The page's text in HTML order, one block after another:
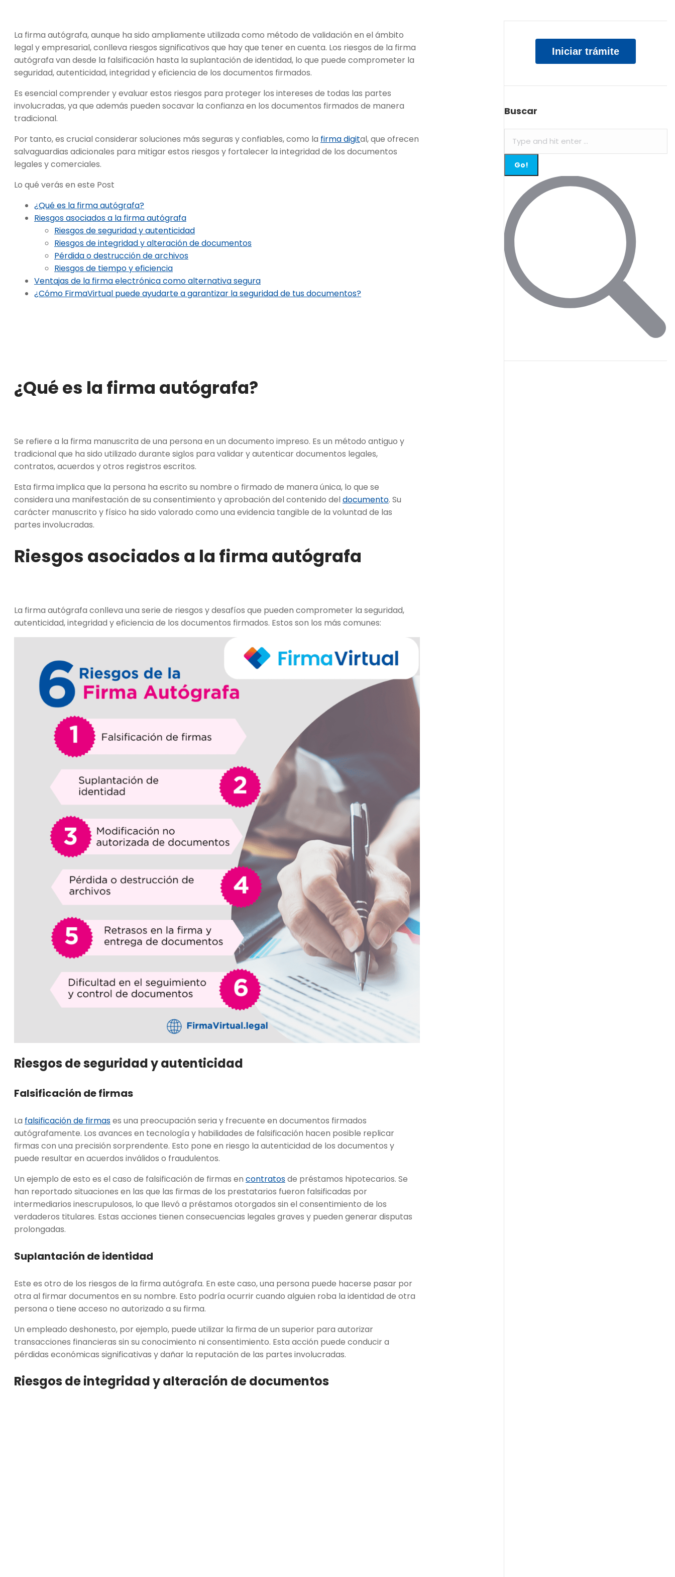
La firma autógrafa, aunque ha sido ampliamente utilizada como método de validación en el ámbito
legal y empresarial, conlleva riesgos significativos que hay que tener en cuenta. Los riesgos de la firma
autógrafa van desde la falsificación hasta la suplantación de identidad, lo que puede comprometer la
seguridad, autenticidad, integridad y eficiencia de los documentos firmados.
Es esencial comprender y evaluar estos riesgos para proteger los intereses de todas las partes
involucradas, ya que además pueden socavar la confianza en los documentos firmados de manera
tradicional.
Por tanto, es crucial considerar soluciones más seguras y confiables, como la firma digital, que ofrecen
salvaguardias adicionales para mitigar estos riesgos y fortalecer la integridad de los documentos
legales y comerciales.
Lo qué verás en este Post
¿Qué es la firma autógrafa?
Riesgos asociados a la firma autógrafa
Riesgos de seguridad y autenticidad
Riesgos de integridad y alteración de documentos
Pérdida o destrucción de archivos
Riesgos de tiempo y eficiencia
Ventajas de la firma electrónica como alternativa segura
¿Cómo FirmaVirtual puede ayudarte a garantizar la seguridad de tus documentos?
¿Qué es la firma autógrafa?
Se refiere a la firma manuscrita de una persona en un documento impreso. Es un método antiguo y
tradicional que ha sido utilizado durante siglos para validar y autenticar documentos legales,
contratos, acuerdos y otros registros escritos.
Esta firma implica que la persona ha escrito su nombre o firmado de manera única, lo que se
considera una manifestación de su consentimiento y aprobación del contenido deldocumento. Su
carácter manuscrito y físico ha sido valorado como una evidencia tangible de la voluntad de las
partes involucradas.
Riesgos asociados a la firma autógrafa
La firma autógrafa conlleva una serie de riesgos y desafíos que pueden comprometer la seguridad,
autenticidad, integridad y eficiencia de los documentos firmados. Estos son los más comunes:
Riesgos de seguridad y autenticidad
Falsificación de firmas
La falsificación de firmases una preocupación seria y frecuente en documentos firmados
autógrafamente. Los avances en tecnología y habilidades de falsificación hacen posible replicar
firmas con una precisión sorprendente. Esto pone en riesgo la autenticidad de los documentos y
puede resultar en acuerdos inválidos o fraudulentos.
Un ejemplo de esto es el caso de falsificación de firmas en contratosde préstamos hipotecarios. Se
han reportado situaciones en las que las firmas de los prestatarios fueron falsificadas por
intermediarios inescrupulosos, lo que llevó a préstamos otorgados sin el consentimiento de los
verdaderos titulares. Estas acciones tienen consecuencias legales graves y pueden generar disputas
prolongadas.
Suplantación de identidad
Este es otro de los riesgos de la firma autógrafa. En este caso, una persona puede hacerse pasar por
otra al firmar documentos en su nombre. Esto podría ocurrir cuando alguien roba la identidad de otra
persona o tiene acceso no autorizado a su firma.
Un empleado deshonesto, por ejemplo, puede utilizar la firma de un superior para autorizar
transacciones financieras sin su conocimiento ni consentimiento. Esta acción puede conducir a
pérdidas económicas significativas y dañar la reputación de las partes involucradas.
Riesgos de integridad y alteración de documentos
Iniciar trámite
Buscar